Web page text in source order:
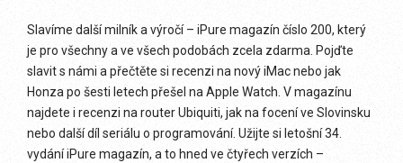
Slavíme další milník a výročí – iPure magazín číslo 200, který
je pro všechny a ve všech podobách zcela zdarma. Pojďte
slavit s námi a přečtěte si recenzi na nový iMac nebo jak
Honza po šesti letech přešel na Apple Watch. V magazínu
najdete i recenzi na router Ubiquiti, jak na focení ve Slovinsku
nebo další díl seriálu o programování. Užijte si letošní 34.
vydání iPure magazín, a to hned ve čtyřech verzích –